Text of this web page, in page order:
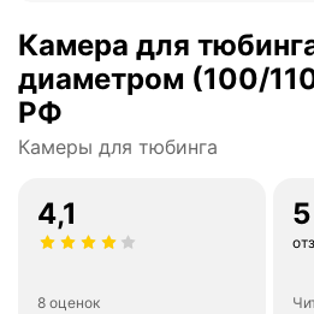
Камера для
диаметром (100/
РФ
Камеры для тюбинга
4,1
8 оценок
5